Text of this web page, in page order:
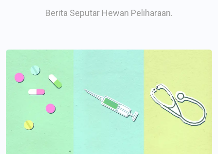
Berita Seputar Hewan Peliharaan.